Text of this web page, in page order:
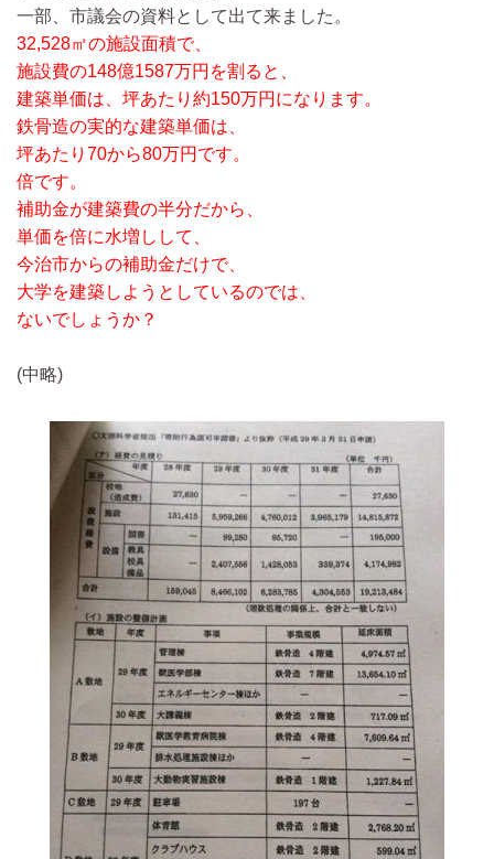
一部、市議会の資料として出て来ました。
32,528㎡の施設面積で、
施設費の148億1587万円を割ると、
建築単価は、坪あたり約150万円になります。
鉄骨造の実的な建築単価は、
坪あたり70から80万円です。
倍です。
補助金が建築費の半分だから、
単価を倍に水増しして、
今治市からの補助金だけで、
大学を建築しようとしているのでは、
ないでしょうか？
(中略)